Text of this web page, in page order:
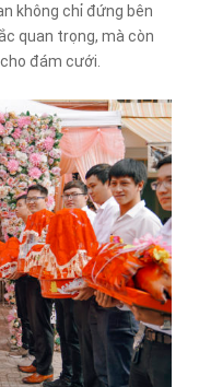
không chỉ đứng bên
quan trọng, mà còn
đám cưới.